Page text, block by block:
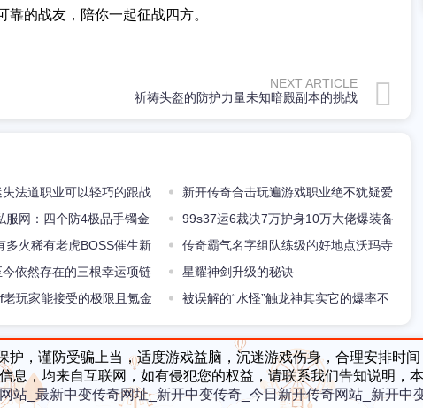
的战友，陪你一起征战四方。
NEXT ARTICLE
祈祷头盔的防护力量未知暗殿副本的挑战
法道职业可以轻巧的跟战
新开传奇合击玩遍游戏职业绝不犹疑爱
上羽士
服网：四个防4极品手镯金
镯哪个更强
99s37运6裁决7万护身10万大佬爆装备
真心疼
多火稀有老虎BOSS催生新
生
传奇霸气名字组队练级的好地点沃玛寺
庙三层门口
依然存在的三根幸运项链
神链在列
星耀神剑升级的秘诀
玩家能接受的极限且氪金
天龙剑甲
被误解的“水怪”触龙神其实它的爆率不
逊小白
护，谨防受骗上当，适度游戏益脑，沉迷游戏伤身，合理安排时间
息，均来自互联网，如有侵犯您的权益，请联系我们告知说明，
站_最新中变传奇网址_新开中变传奇_今日新开传奇网站_新开中